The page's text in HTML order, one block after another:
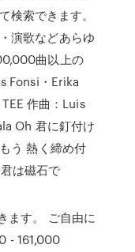
検索できます。
演歌などあらゆ
曲以上の
Fonsi・Erika
作曲：Luis
Oh 君に釘付け
う 熱く締め付
は磁石で
ます。 ご自由に
- 161,000